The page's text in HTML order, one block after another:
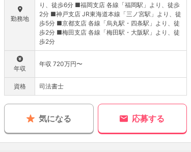
勤務地
り、徒歩6分 ■福岡支店 各線「福岡駅」より、徒歩
2分 ■神戸支店 JR東海道本線「三ノ宮駅」より、徒
歩5分 ■京都支店 各線「烏丸駅・四条駅」より、徒
歩2分 ■梅田支店 各線「梅田駅・大阪駅」より、徒
歩2分
年収
年収 720万円〜
資格 司法書士
気になる 応募する